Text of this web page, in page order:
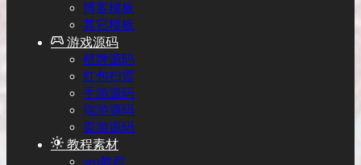
博客模板
其它模板
游戏源码
棋牌源码
红包扫雷
手游源码
端游源码
页游源码
教程素材
seo教程